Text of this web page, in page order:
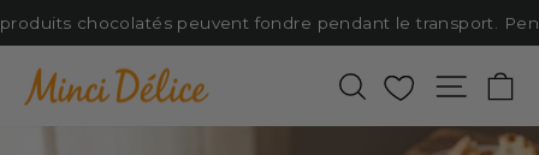
Passer
au
contenu
chocolatés peuvent fondre pendant le transport.
Rechercher
Favoris